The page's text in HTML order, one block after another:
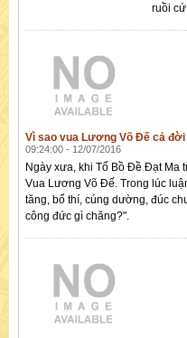
ruồi
Vì sao vua Lương Võ Đế cả
09:24:00 - 12/07/2016
Ngày xưa, khi Tổ Bồ Ðề Ðạt Ma
Vua Lương Võ Ðế. Trong lúc
tăng, bố thí, cúng dường, đúc
công đức gì chăng?".